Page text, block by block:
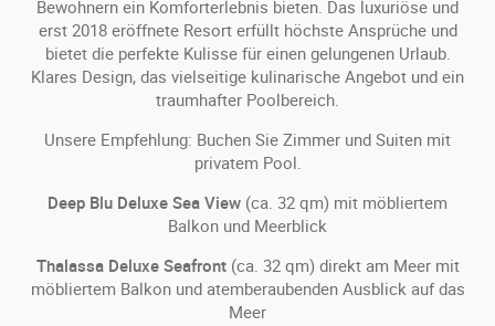
Bewohnern ein Komforterlebnis bieten. Das luxuriöse und
erst 2018 eröffnete Resort erfüllt höchste Ansprüche und
bietet die perfekte Kulisse für einen gelungenen Urlaub.
Klares Design, das vielseitige kulinarische Angebot und ein
traumhafter Poolbereich.
Unsere Empfehlung: Buchen Sie Zimmer und Suiten mit
privatem Pool.
Deep Blu Deluxe Sea View (ca. 32 qm) mit möbliertem
Balkon und Meerblick
Thalassa Deluxe Seafront (ca. 32 qm) direkt am Meer mit
möbliertem Balkon und atemberaubenden Ausblick auf das
Meer